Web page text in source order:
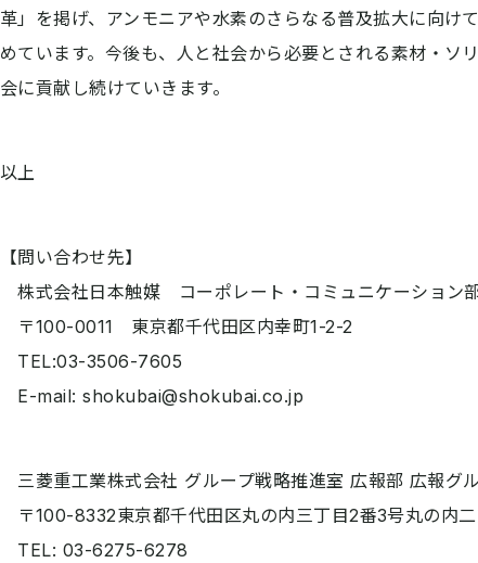
革」を掲げ、アンモニアや水素のさらなる普及拡大に向け
めています。今後も、人と社会から必要とされる素材・ソ
会に貢献し続けていきます。
以上
【問い合わせ先】
株式会社日本触媒 コーポレート・コミュニケーション
〒100-0011 東京都千代田区内幸町1-2-2
TEL:03-3506-7605
E-mail: shokubai@shokubai.co.jp
三菱重工業株式会社 グループ戦略推進室 広報部 広報グ
〒100-8332東京都千代田区丸の内三丁目2番3号丸の内
TEL: 03-6275-6278